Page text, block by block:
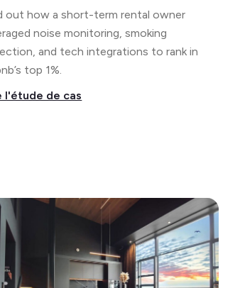
out how a short-term rental owner
noise monitoring, smoking
and tech integrations to rank in
top 1%.
l'étude de cas